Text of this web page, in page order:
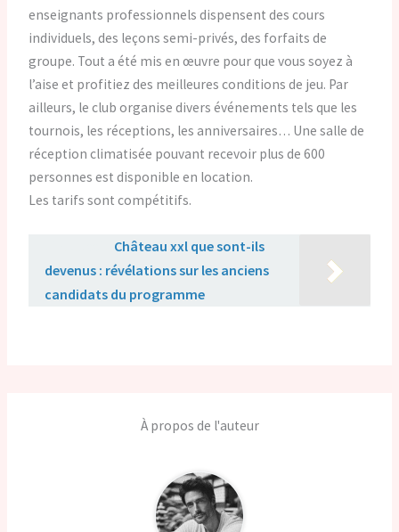
enseignants professionnels dispensent des cours
individuels, des leçons semi-privés, des forfaits de
groupe. Tout a été mis en œuvre pour que vous soyez à
l’aise et profitiez des meilleures conditions de jeu. Par
ailleurs, le club organise divers événements tels que les
tournois, les réceptions, les anniversaires… Une salle de
réception climatisée pouvant recevoir plus de 600
personnes est disponible en location.
Les tarifs sont compétitifs.
Château xxl que sont-ils
devenus : révélations sur les anciens
candidats du programme
À propos de l'auteur